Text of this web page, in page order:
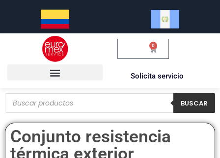
0
Solicita servicio
BUSCAR
Conjunto resistencia
térmica exterior